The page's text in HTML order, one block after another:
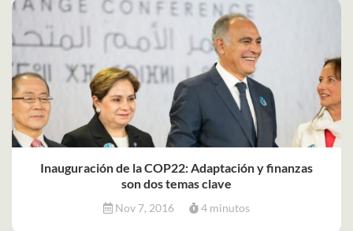
Inauguración de la COP22: Adaptación y finanzas
son dos temas clave
Nov 7, 2016 4 minutos